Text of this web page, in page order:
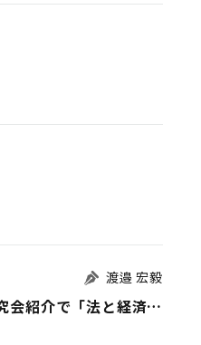
渡邉 宏毅
NIBEN FRONTIER12月号(2021年11月19日発行vol208)の法律研究会紹介で「法と経済学研究会」(代表幹事：渡邉宏毅)が紹介されました